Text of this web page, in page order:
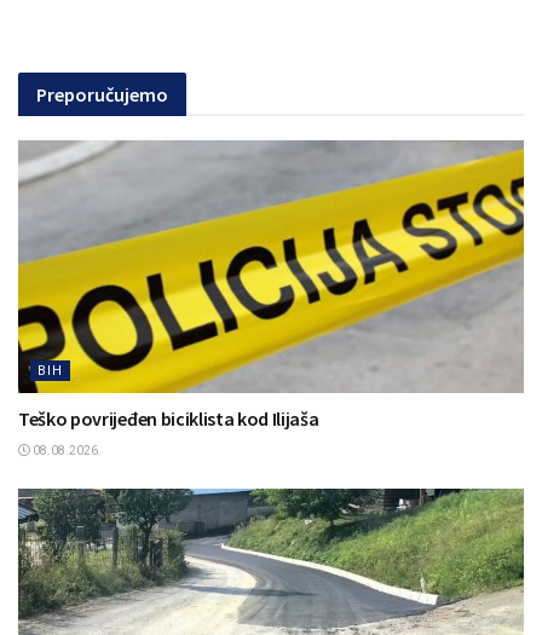
Preporučujemo
BIH
Teško povrijeđen biciklista kod Ilijaša
08.08.2026.